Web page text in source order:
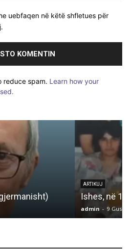
uebfaqen në këtë shfletues për
reduce spam. Learn how your
e vdekjes së saj…